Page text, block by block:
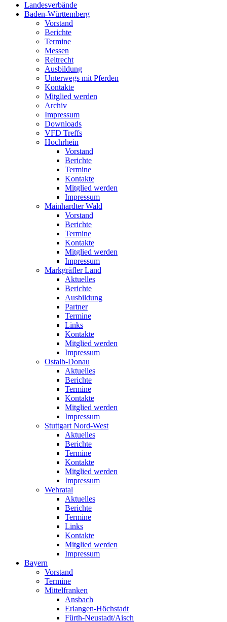
Landesverbände
Baden-Württemberg
Vorstand
Berichte
Termine
Messen
Reitrecht
Ausbildung
Unterwegs mit Pferden
Kontakte
Mitglied werden
Archiv
Impressum
Downloads
VFD Treffs
Hochrhein
Vorstand
Berichte
Termine
Kontakte
Mitglied werden
Impressum
Mainhardter Wald
Vorstand
Berichte
Termine
Kontakte
Mitglied werden
Impressum
Markgräfler Land
Aktuelles
Berichte
Ausbildung
Partner
Termine
Links
Kontakte
Mitglied werden
Impressum
Ostalb-Donau
Aktuelles
Berichte
Termine
Kontakte
Mitglied werden
Impressum
Stuttgart Nord-West
Aktuelles
Berichte
Termine
Kontakte
Mitglied werden
Impressum
Wehratal
Aktuelles
Berichte
Termine
Links
Kontakte
Mitglied werden
Impressum
Bayern
Vorstand
Termine
Mittelfranken
Ansbach
Erlangen-Höchstadt
Fürth-Neustadt/Aisch